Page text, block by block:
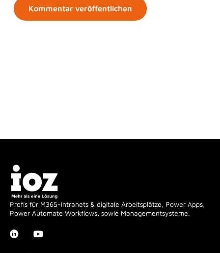
Profis für M365-Intranets & digitale Arbeitsplätze, Power Apps,
Power Automate Workflows, sowie Managementsysteme.